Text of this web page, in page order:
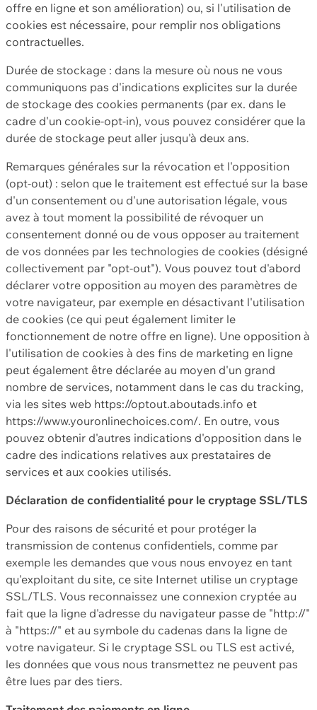
offre en ligne et son amélioration) ou, si l'utilisation de
cookies est nécessaire, pour remplir nos obligations
contractuelles.
Durée de stockage : dans la mesure où nous ne vous
communiquons pas d'indications explicites sur la durée
de stockage des cookies permanents (par ex. dans le
cadre d'un cookie-opt-in), vous pouvez considérer que la
durée de stockage peut aller jusqu'à deux ans.
Remarques générales sur la révocation et l'opposition
(opt-out) : selon que le traitement est effectué sur la base
d'un consentement ou d'une autorisation légale, vous
avez à tout moment la possibilité de révoquer un
consentement donné ou de vous opposer au traitement
de vos données par les technologies de cookies (désigné
collectivement par "opt-out"). Vous pouvez tout d'abord
déclarer votre opposition au moyen des paramètres de
votre navigateur, par exemple en désactivant l'utilisation
de cookies (ce qui peut également limiter le
fonctionnement de notre offre en ligne). Une opposition à
l'utilisation de cookies à des fins de marketing en ligne
peut également être déclarée au moyen d'un grand
nombre de services, notamment dans le cas du tracking,
via les sites web https://optout.aboutads.info et
https://www.youronlinechoices.com/. En outre, vous
pouvez obtenir d'autres indications d'opposition dans le
cadre des indications relatives aux prestataires de
services et aux cookies utilisés.
Déclaration de confidentialité pour le cryptage SSL/TLS
Pour des raisons de sécurité et pour protéger la
transmission de contenus confidentiels, comme par
exemple les demandes que vous nous envoyez en tant
qu'exploitant du site, ce site Internet utilise un cryptage
SSL/TLS. Vous reconnaissez une connexion cryptée au
fait que la ligne d'adresse du navigateur passe de "http://"
à "https://" et au symbole du cadenas dans la ligne de
votre navigateur. Si le cryptage SSL ou TLS est activé,
les données que vous nous transmettez ne peuvent pas
être lues par des tiers.